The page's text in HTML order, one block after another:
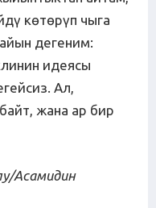
көтөрүп чыга
дегеним:
идеясы
Ал,
жана ар бир
Асамидин